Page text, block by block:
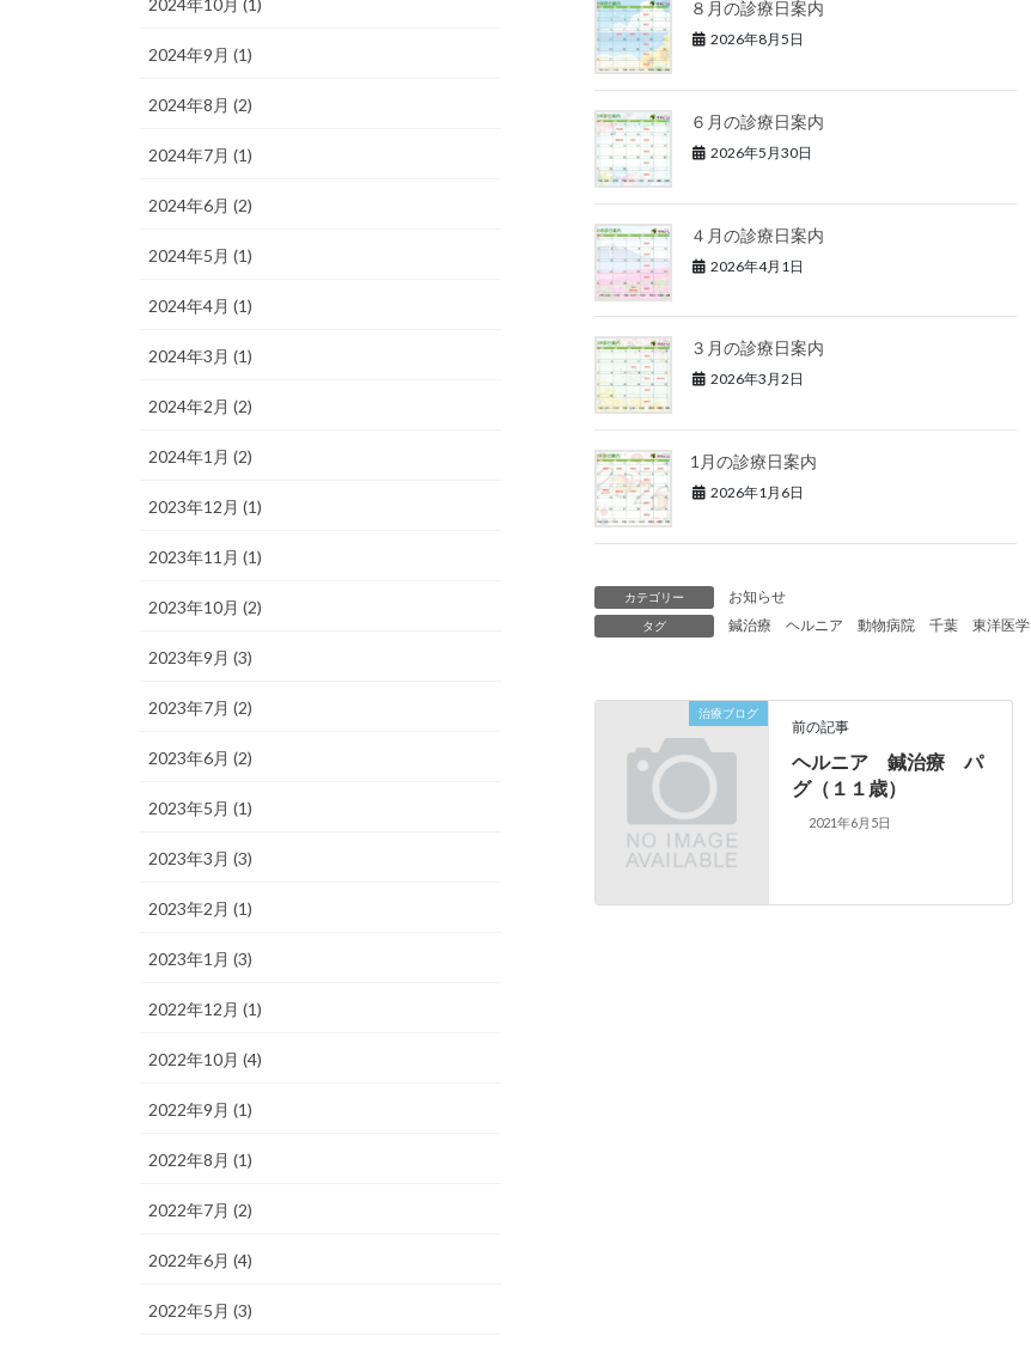
８月の診療日案内
2026年8月5日
６月の診療日案内
2026年5月30日
４月の診療日案内
2026年4月1日
３月の診療日案内
2026年3月2日
1月の診療日案内
2026年1月6日
カテゴリー お知らせ
タグ 鍼治療 ヘルニア 動物病院 千葉 東洋医学
治療ブログ
前の記事
ヘルニア 鍼治療 パ
グ（１１歳）
2021年6月5日
2024年9月 (1)
2024年8月 (2)
2024年7月 (1)
2024年6月 (2)
2024年5月 (1)
2024年4月 (1)
2024年3月 (1)
2024年2月 (2)
2024年1月 (2)
2023年12月 (1)
2023年11月 (1)
2023年10月 (2)
2023年9月 (3)
2023年7月 (2)
2023年6月 (2)
2023年5月 (1)
2023年3月 (3)
2023年2月 (1)
2023年1月 (3)
2022年12月 (1)
2022年10月 (4)
2022年9月 (1)
2022年8月 (1)
2022年7月 (2)
2022年6月 (4)
2022年5月 (3)